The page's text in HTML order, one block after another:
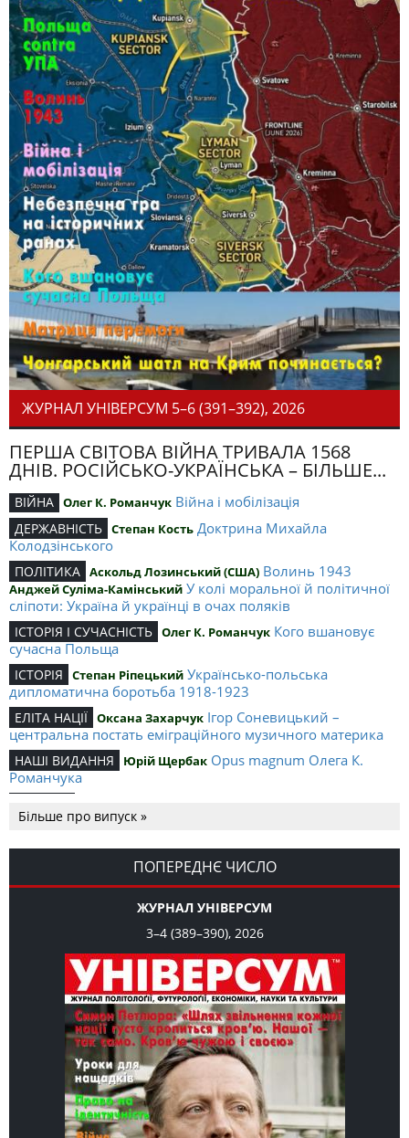
ЖУРНАЛ УНІВЕРСУМ 5–6 (391–392), 2026
ПЕРША СВІТОВА ВІЙНА ТРИВАЛА 1568
ДНІВ. РОСІЙСЬКО-УКРАЇНСЬКА – БІЛЬШЕ...
ВІЙНА Олег К. Романчук Війна і мобілізація
ДЕРЖАВНІСТЬ Степан Кость Доктрина Михайла
Колодзінського
ПОЛІТИКА Аскольд Лозинський (США) Волинь 1943
Анджей Суліма-Камінський У колі моральної й політичної
сліпоти: Україна й українці в очах поляків
ІСТОРІЯ І СУЧАСНІСТЬ Олег К. Романчук Кого вшановує
сучасна Польща
ІСТОРІЯ Степан Ріпецький Українсько-польська
дипломатична боротьба 1918-1923
ЕЛІТА НАЦІЇ Оксана Захарчук Ігор Соневицький –
центральна постать еміграційного музичного материка
НАШІ ВИДАННЯ Юрій Щербак Opus magnum Олега К.
Романчука
Романчука
СЛОВО РЕДАКЦІЙНЕ Олег К. Романчук Журавель і синиця
як уособлення української політстратегії й тактики
Більше про випуск »
ПОПЕРЕДНЄ ЧИСЛО
ЖУРНАЛ УНІВЕРСУМ
3–4 (389–390), 2026